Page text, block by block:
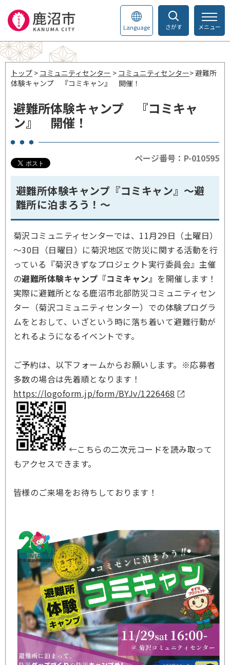
さがす
Language メニュー
トップ > コミュニティセンター > コミュニティセンター> 避難所
体験キャンプ 『コミキャン』 開催！
避難所体験キャンプ 『コミキャ
ン』 開催！
ページ番号：P-010595
避難所体験キャンプ『コミキャン』～避
難所に泊まろう！～
菊沢コミュニティセンターでは、11月29日（土曜日）
～30日（日曜日）に菊沢地区で防災に関する活動を行
っている『菊沢きずなプロジェクト実行委員会』主催
の避難所体験キャンプ『コミキャン』 を開催します！
実際に避難所となる鹿沼市北部防災コミュニティセン
ター（菊沢コミュニティセンター）での体験プログラ
ムをとおして、いざという時に落ち着いて避難行動が
とれるようになるイベントです。
ご予約は、以下フォームからお願いします。※応募者
多数の場合は先着順となります！
https://logoform.jp/form/BYJv/1226468
←こちらの二次元コードを読み取って
もアクセスできます。
皆様のご来場をお待ちしております！